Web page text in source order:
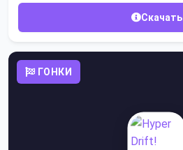
Скачать
ГОНКИ